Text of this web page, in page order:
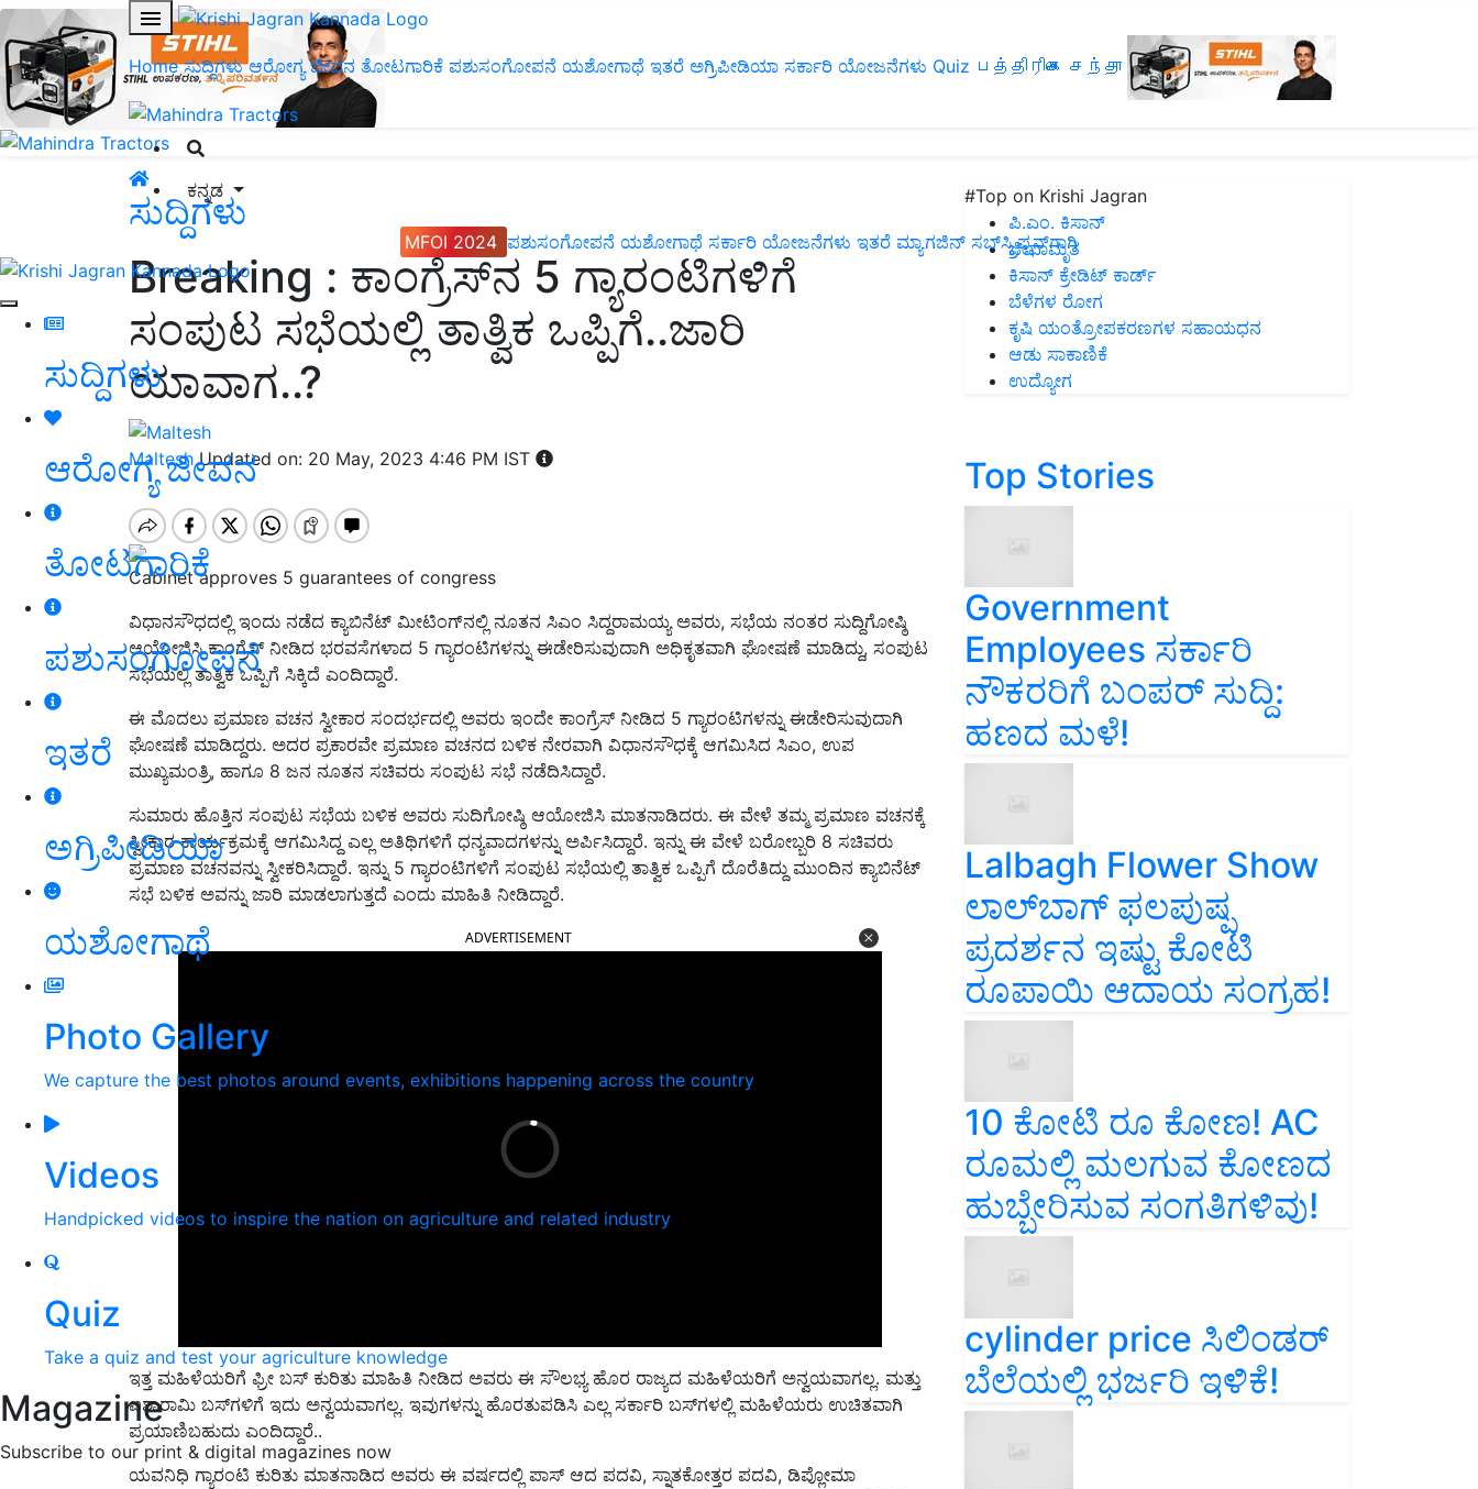
Home ಸುದ್ದಿಗಳು ಆರೋಗ್ಯ ಜೀವನ ತೋಟಗಾರಿಕೆ ಪಶುಸಂಗೋಪನೆ ಯಶೋಗಾಥೆ ಇತರೆ ಅಗ್ರಿಪೀಡಿಯಾ ಸರ್ಕಾರಿ ಯೋಜನೆಗಳು Quiz பத்திரிகை சந்தா
ಕನ್ನಡ
MFOI 2024 ಪಶುಸಂಗೋಪನೆ ಯಶೋಗಾಥೆ ಸರ್ಕಾರಿ ಯೋಜನೆಗಳು ಇತರೆ ಮ್ಯಾಗಜಿನ್‌ ಸಬ್‌ಸ್ಕ್ರಿಪ್ಷನ್‌ಗಾಗಿ
ಸುದ್ದಿಗಳು
ಆರೋಗ್ಯ ಜೀವನ
ತೋಟಗಾರಿಕೆ
ಪಶುಸಂಗೋಪನೆ
ಇತರೆ
ಅಗ್ರಿಪೀಡಿಯಾ
ಯಶೋಗಾಥೆ
Photo Gallery
We capture the best photos around events, exhibitions happening across the country
Videos
Handpicked videos to inspire the nation on agriculture and related industry
Quiz
Take a quiz and test your agriculture knowledge
Magazine
Subscribe to our print & digital magazines now
ಸುದ್ದಿಗಳು
Breaking : ಕಾಂಗ್ರೆಸ್‌ನ 5 ಗ್ಯಾರಂಟಿಗಳಿಗೆ
ಸಂಪುಟ ಸಭೆಯಲ್ಲಿ ತಾತ್ವಿಕ ಒಪ್ಪಿಗೆ..ಜಾರಿ
ಯಾವಾಗ..?
MalteshUpdated on: 20 May, 2023 4:46 PM IST
Cabinet approves 5 guarantees of congress
ವಿಧಾನಸೌಧದಲ್ಲಿ ಇಂದು ನಡೆದ ಕ್ಯಾಬಿನೆಟ್‌ ಮೀಟಿಂಗ್‌ನಲ್ಲಿ ನೂತನ ಸಿಎಂ ಸಿದ್ದರಾಮಯ್ಯ ಅವರು, ಸಭೆಯ ನಂತರ ಸುದ್ದಿಗೋಷ್ಠಿ
ಆಯೋಜಿಸಿ ಕಾಂಗ್ರೆಸ್‌ ನೀಡಿದ ಭರವಸೆಗಳಾದ 5 ಗ್ಯಾರಂಟಿಗಳನ್ನು ಈಡೇರಿಸುವುದಾಗಿ ಅಧಿಕೃತವಾಗಿ ಘೋಷಣೆ ಮಾಡಿದ್ದು, ಸಂಪುಟ
ಸಭೆಯಲ್ಲಿ ತಾತ್ವಿಕ ಒಪ್ಪಿಗೆ ಸಿಕ್ಕಿದೆ ಎಂದಿದ್ದಾರೆ.
ಈ ಮೊದಲು ಪ್ರಮಾಣ ವಚನ ಸ್ವೀಕಾರ ಸಂದರ್ಭದಲ್ಲಿ ಅವರು ಇಂದೇ ಕಾಂಗ್ರೆಸ್‌ ನೀಡಿದ 5 ಗ್ಯಾರಂಟಿಗಳನ್ನು ಈಡೇರಿಸುವುದಾಗಿ
ಘೋಷಣೆ ಮಾಡಿದ್ದರು. ಅದರ ಪ್ರಕಾರವೇ ಪ್ರಮಾಣ ವಚನದ ಬಳಿಕ ನೇರವಾಗಿ ವಿಧಾನಸೌಧಕ್ಕೆ ಆಗಮಿಸಿದ ಸಿಎಂ, ಉಪ
ಮುಖ್ಯಮಂತ್ರಿ, ಹಾಗೂ 8 ಜನ ನೂತನ ಸಚಿವರು ಸಂಪುಟ ಸಭೆ ನಡೆದಿಸಿದ್ದಾರೆ.
ಸುಮಾರು ಹೊತ್ತಿನ ಸಂಪುಟ ಸಭೆಯ ಬಳಿಕ ಅವರು ಸುದಿಗೋಷ್ಠಿ ಆಯೋಜಿಸಿ ಮಾತನಾಡಿದರು. ಈ ವೇಳೆ ತಮ್ಮ ಪ್ರಮಾಣ ವಚನಕ್ಕೆ
ಸ್ವೀಕಾರ ಕಾರ್ಯಕ್ರಮಕ್ಕೆ ಆಗಮಿಸಿದ್ದ ಎಲ್ಲ ಅತಿಥಿಗಳಿಗೆ ಧನ್ಯವಾದಗಳನ್ನು ಅರ್ಪಿಸಿದ್ದಾರೆ. ಇನ್ನು ಈ ವೇಳೆ ಬರೋಬ್ಬರಿ 8 ಸಚಿವರು
ಪ್ರಮಾಣ ವಚನವನ್ನು ಸ್ವೀಕರಿಸಿದ್ದಾರೆ. ಇನ್ನು 5 ಗ್ಯಾರಂಟಿಗಳಿಗೆ ಸಂಪುಟ ಸಭೆಯಲ್ಲಿ ತಾತ್ವಿಕ ಒಪ್ಪಿಗೆ ದೊರೆತಿದ್ದು ಮುಂದಿನ ಕ್ಯಾಬಿನೆಟ್‌
ಸಭೆ ಬಳಿಕ ಅವನ್ನು ಜಾರಿ ಮಾಡಲಾಗುತ್ತದೆ ಎಂದು ಮಾಹಿತಿ ನೀಡಿದ್ದಾರೆ.
ADVERTISEMENT
ಇತ್ತ ಮಹಿಳೆಯರಿಗೆ ಫ್ರೀ ಬಸ್‌ ಕುರಿತು ಮಾಹಿತಿ ನೀಡಿದ ಅವರು ಈ ಸೌಲಭ್ಯ ಹೊರ ರಾಜ್ಯದ ಮಹಿಳೆಯರಿಗೆ ಅನ್ವಯವಾಗಲ್ಲ. ಮತ್ತು
ಐಶಾರಾಮಿ ಬಸ್‌ಗಳಿಗೆ ಇದು ಅನ್ವಯವಾಗಲ್ಲ. ಇವುಗಳನ್ನು ಹೊರತುಪಡಿಸಿ ಎಲ್ಲ ಸರ್ಕಾರಿ ಬಸ್‌ಗಳಲ್ಲಿ ಮಹಿಳೆಯರು ಉಚಿತವಾಗಿ
ಪ್ರಯಾಣಿಬಹುದು ಎಂದಿದ್ದಾರೆ..
ಯವನಿಧಿ ಗ್ಯಾರಂಟಿ ಕುರಿತು ಮಾತನಾಡಿದ ಅವರು ಈ ವರ್ಷದಲ್ಲಿ ಪಾಸ್‌ ಆದ ಪದವಿ, ಸ್ನಾತಕೋತ್ತರ ಪದವಿ, ಡಿಪ್ಲೋಮಾ
#Top on Krishi Jagran
ಪಿ.ಎಂ. ಕಿಸಾನ್
ಜೀವಾಮೃತ
ಕಿಸಾನ್ ಕ್ರೇಡಿಟ್ ಕಾರ್ಡ್
ಬೆಳೆಗಳ ರೋಗ
ಕೃಷಿ ಯಂತ್ರೋಪಕರಣಗಳ ಸಹಾಯಧನ
ಆಡು ಸಾಕಾಣಿಕೆ
ಉದ್ಯೋಗ
Top Stories
Government
Employees ಸರ್ಕಾರಿ
ನೌಕರರಿಗೆ ಬಂಪರ್‌ ಸುದ್ದಿ:
ಹಣದ ಮಳೆ!
Lalbagh Flower Show
ಲಾಲ್‌ಬಾಗ್ ಫಲಪುಷ್ಪ
ಪ್ರದರ್ಶನ ಇಷ್ಟು ಕೋಟಿ
ರೂಪಾಯಿ ಆದಾಯ ಸಂಗ್ರಹ!
10 ಕೋಟಿ ರೂ ಕೋಣ! AC
ರೂಮಲ್ಲಿ ಮಲಗುವ ಕೋಣದ
ಹುಬ್ಬೇರಿಸುವ ಸಂಗತಿಗಳಿವು!
cylinder price ಸಿಲಿಂಡರ್‌
ಬೆಲೆಯಲ್ಲಿ ಭರ್ಜರಿ ಇಳಿಕೆ!